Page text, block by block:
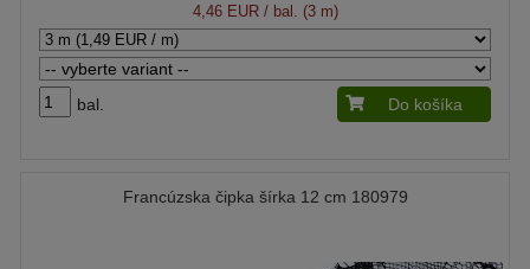
4,46 EUR/ bal. (3 m)
bal. Do košíka
Francúzska čipka šírka 12 cm 180979